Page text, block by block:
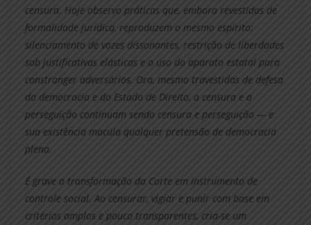
censura. Hoje observo práticas que, embora revestidas de
formalidade jurídica, reproduzem o mesmo espírito:
silenciamento de vozes dissonantes, restrição de liberdades
sob justificativas elásticas e o uso do aparato estatal para
constranger adversários. Ora, mesmo travestidas de defesa
da democracia e do Estado de Direito, a censura e a
perseguição continuam sendo censura e perseguição — e
sua existência macula qualquer pretensão de democracia
plena.
É grave a transformação da Corte em instrumento de
controle social. Ao censurar, vigiar e punir com base em
critérios amplos e pouco transparentes, cria-se um